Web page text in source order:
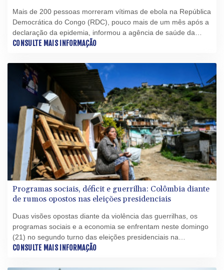
Mais de 200 pessoas morreram vítimas de ebola na República
Democrática do Congo (RDC), pouco mais de um mês após a
declaração da epidemia, informou a agência de saúde da
União Africana nesta quinta-feira (18).
CONSULTE MAIS INFORMAÇÃO
Programas sociais, déficit e guerrilha: Colômbia diante
de rumos opostos nas eleições presidenciais
Duas visões opostas diante da violência das guerrilhas, os
programas sociais e a economia se enfrentam neste domingo
(21) no segundo turno das eleições presidenciais na
Colômbia, entre Abelardo de la Espriella, de extrema direita, e
CONSULTE MAIS INFORMAÇÃO